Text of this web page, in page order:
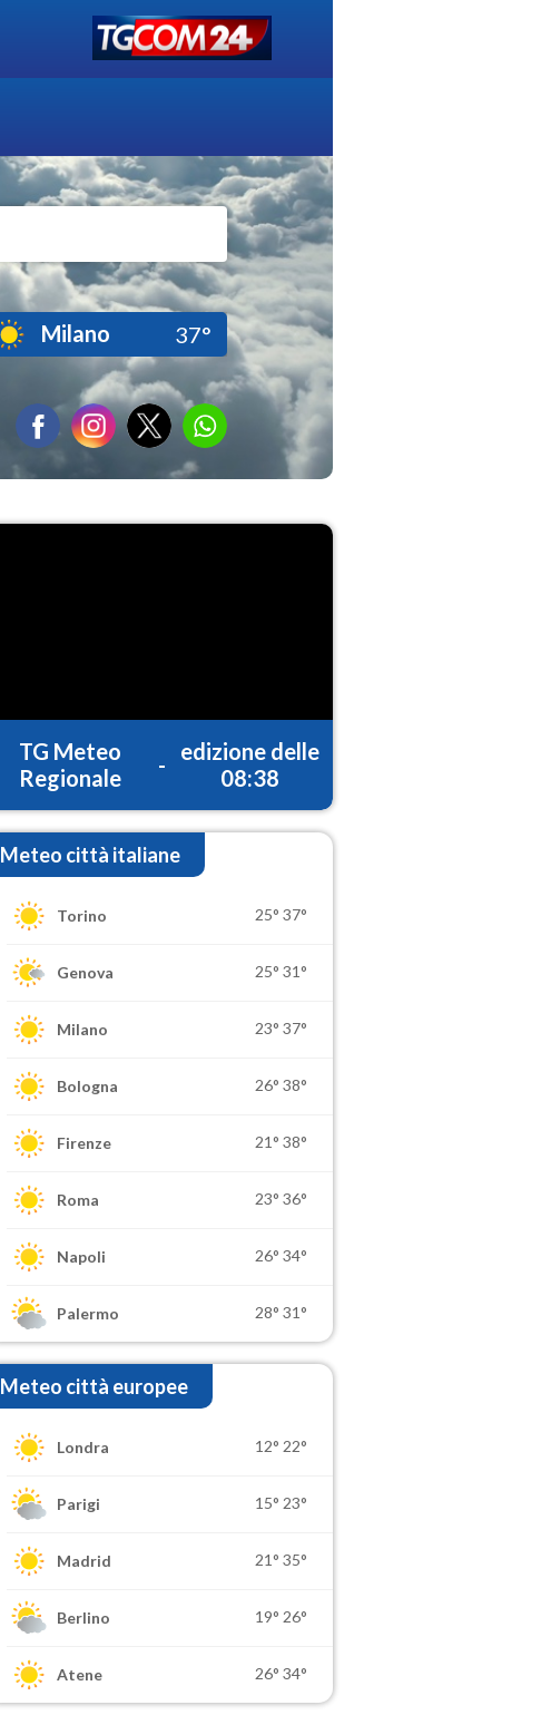
Milano 37°
TG Meteo
Regionale
-
edizione delle
08:38
Meteo città italiane
Torino 25° 37°
Genova 25° 31°
Milano 23° 37°
Bologna 26° 38°
Firenze 21° 38°
Roma 23° 36°
Napoli 26° 34°
Palermo 28° 31°
Meteo città europee
Londra 12° 22°
Parigi 15° 23°
Madrid 21° 35°
Berlino 19° 26°
Atene 26° 34°